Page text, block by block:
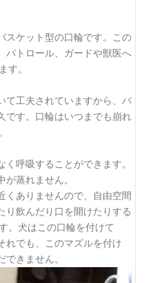
スケット型の口輪です。この
パトロール、ガードや獣医へ
す。
て工夫されていますから、バ
です。口輪はいつまでも崩れ
呼吸することができます。
蒸れません。
くありませんので、自由空間
り飲んだり口を開けたりする
。犬はこの口輪を付けて
れでも、このマズルを付け
きません。